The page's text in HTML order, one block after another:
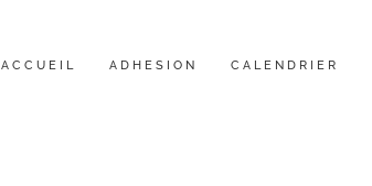
ACCUEIL ADHESION CALENDRIER